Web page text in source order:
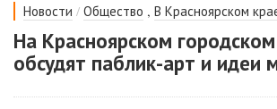
Новости / Общество , В Красноярском
На Красноярском
обсудят паблик-арт и идеи